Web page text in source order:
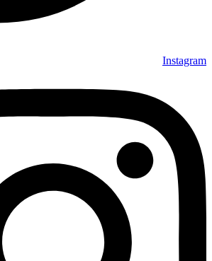
Instagram